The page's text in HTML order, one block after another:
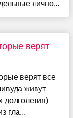
лично...
верят
верят все
живут
долголетия)
гла...